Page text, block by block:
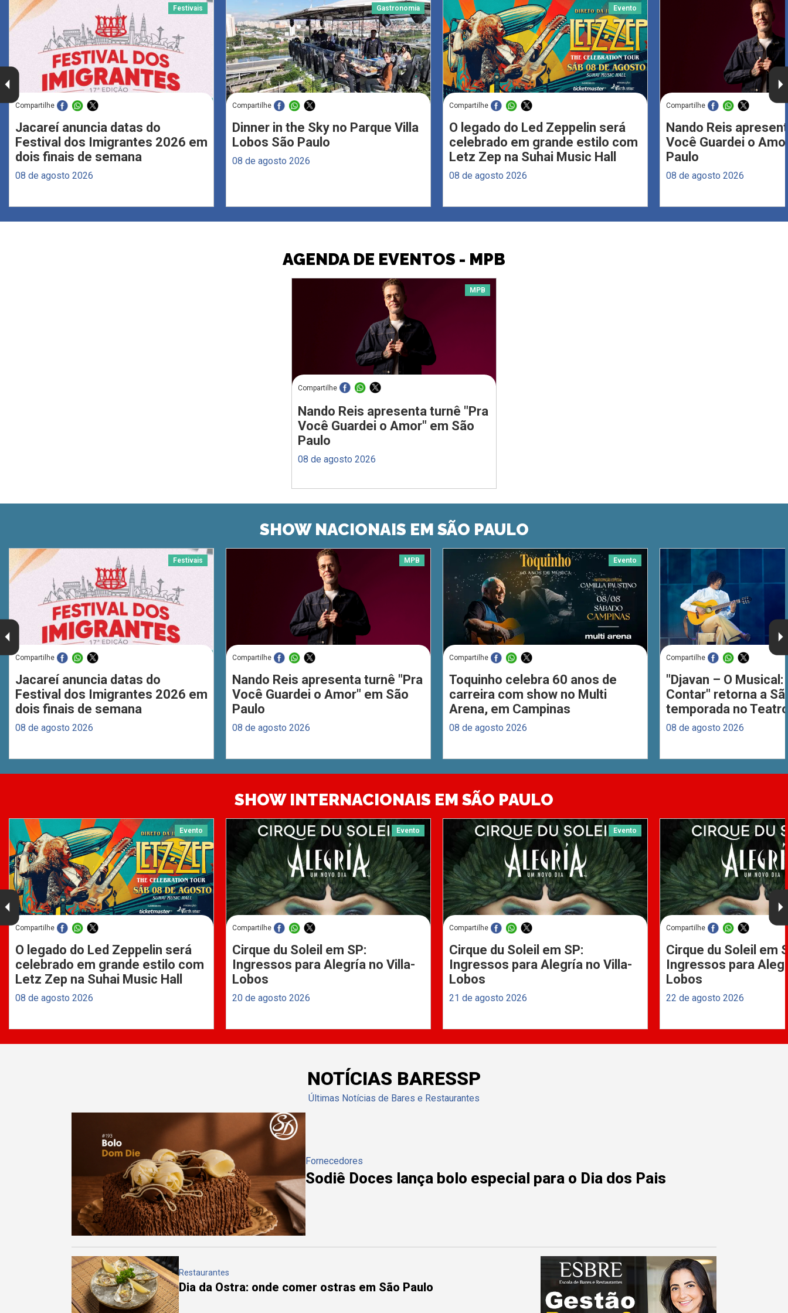
Festivais
Compartilhe
Jacareí anuncia datas do
Festival dos Imigrantes 2026 em
dois finais de semana
08 de agosto 2026
Gastronomia
Compartilhe
Dinner in the Sky no Parque Villa
Lobos São Paulo
08 de agosto 2026
Evento
Compartilhe
O legado do Led Zeppelin será
celebrado em grande estilo com
Letz Zep na Suhai Music Hall
08 de agosto 2026
Compartilhe
Nando Reis
Você Guardei o
Paulo
08 de agosto 2026
AGENDA DE EVENTOS - MPB
MPB
Compartilhe
Nando Reis apresenta turnê "Pra
Você Guardei o Amor" em São
Paulo
08 de agosto 2026
SHOW NACIONAIS EM SÃO PAULO
Festivais
Compartilhe
Jacareí anuncia datas do
Festival dos Imigrantes 2026 em
dois finais de semana
08 de agosto 2026
MPB
Compartilhe
Nando Reis apresenta turnê "Pra
Você Guardei o Amor" em São
Paulo
08 de agosto 2026
Evento
Compartilhe
Toquinho celebra 60 anos de
carreira com show no Multi
Arena, em Campinas
08 de agosto 2026
Compartilhe
"Djavan – O Musical:
Contar" retorna a
temporada no
08 de agosto 2026
SHOW INTERNACIONAIS EM SÃO PAULO
Evento
Compartilhe
O legado do Led Zeppelin será
celebrado em grande estilo com
Letz Zep na Suhai Music Hall
08 de agosto 2026
Evento
Compartilhe
Cirque du Soleil em SP:
Ingressos para Alegría no Villa-
Lobos
20 de agosto 2026
Evento
Compartilhe
Cirque du Soleil em SP:
Ingressos para Alegría no Villa-
Lobos
21 de agosto 2026
Compartilhe
Cirque du Soleil em
Ingressos para
Lobos
22 de agosto 2026
NOTÍCIAS BARESSP
Últimas Notícias de Bares e Restaurantes
Fornecedores
Sodiê Doces lança bolo especial para o Dia dos Pais
Restaurantes
Dia da Ostra: onde comer ostras em São Paulo